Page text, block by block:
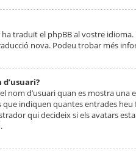
traduït el phpBB al vostre
nova. Podeu trobar més
d’usuari quan es mostra
indiquen quantes entrades
qui decideix si els avatars